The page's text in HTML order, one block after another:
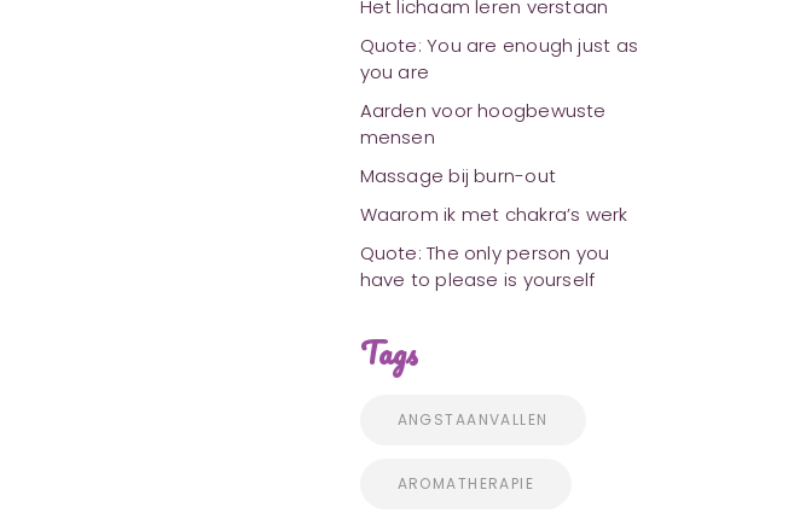
Het lichaam leren verstaan
Quote: You are enough just as
you are
Aarden voor hoogbewuste
mensen
Massage bij burn-out
Waarom ik met chakra’s werk
Quote: The only person you
have to please is yourself
Tags
ANGSTAANVALLEN
AROMATHERAPIE